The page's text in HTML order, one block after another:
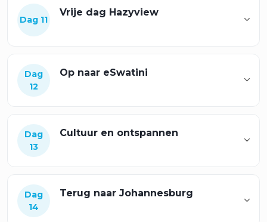
Dag 11
Vrije dag Hazyview
Dag
12
Op naar eSwatini
Dag
13
Cultuur en ontspannen
Dag
14
Terug naar Johannesburg